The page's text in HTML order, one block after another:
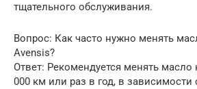
тщательного обслуживания.
Вопрос: Как часто нужно менять
Avensis?
Ответ: Рекомендуется менять
000 км или раз в год, в зависимости